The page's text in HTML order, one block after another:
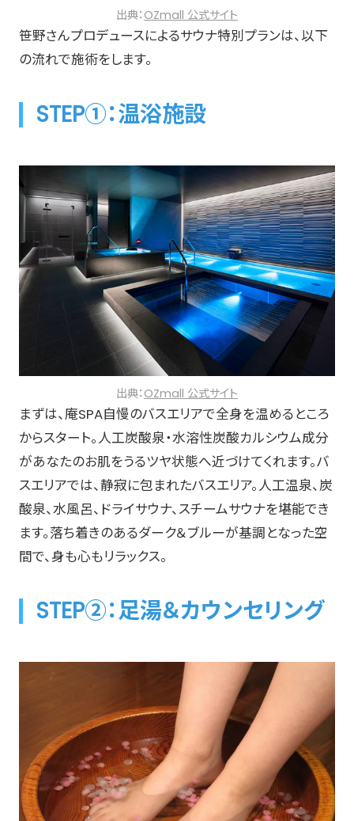
出典： OZmall 公式サイト
笹野さんプロデュースによるサウナ特別プランは、以下
の流れで施術をします。
STEP①：温浴施設
出典： OZmall 公式サイト
まずは、庵SPA自慢のバスエリアで全身を温めるところ
からスタート。人工炭酸泉・水溶性炭酸カルシウム成分
があなたのお肌をうるツヤ状態へ近づけてくれます。バ
スエリアでは、静寂に包まれたバスエリア。人工温泉、炭
酸泉、水風呂、ドライサウナ、スチームサウナを堪能でき
ます。落ち着きのあるダーク＆ブルーが基調となった空
間で、身も心もリラックス。
STEP②：足湯＆カウンセリング